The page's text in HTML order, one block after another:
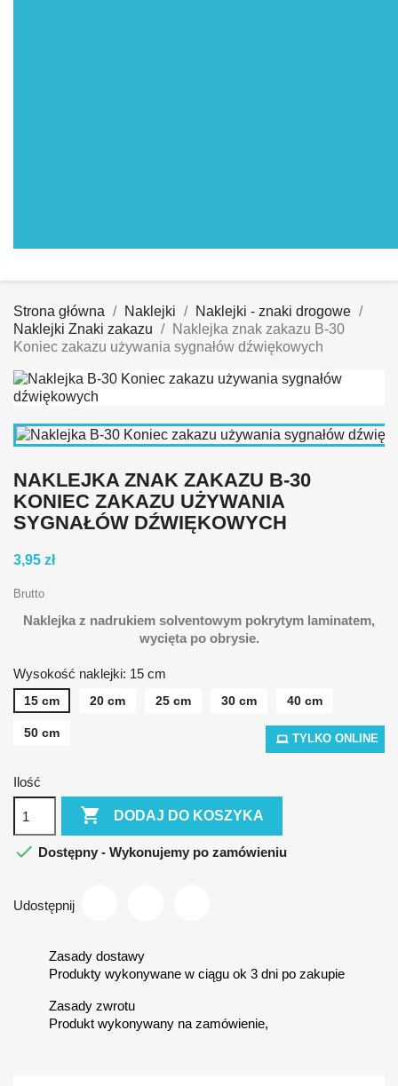
Strona główna Naklejki
Naklejki - znaki drogowe
Naklejki Znaki zakazu
Naklejka znak zakazu B-30
Koniec zakazu używania sygnałów dźwiękowych
TYLKO ONLINE
NAKLEJKA ZNAK ZAKAZU B-30
KONIEC ZAKAZU UŻYWANIA
SYGNAŁÓW DŹWIĘKOWYCH
3,95 zł
Brutto
Naklejka z nadrukiem solventowym pokrytym laminatem,
wycięta po obrysie.
Wysokość naklejki: 15 cm
15 cm 20 cm 25 cm 30 cm 40 cm
50 cm
Ilość
 DODAJ DO KOSZYKA
 Dostępny - Wykonujemy po zamówieniu
Udostępnij
Zasady dostawy
Produkty wykonywane w ciągu ok 3 dni po zakupie
Zasady zwrotu
Produkt wykonywany na zamówienie,